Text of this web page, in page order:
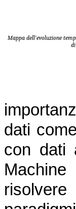
Mappa dell’evoluzione
dati
con dati